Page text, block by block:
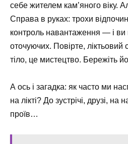
себе жителем кам’яного віку.
Справа в руках: трохи
контроль навантаження — і ви
оточуючих. Повірте,
тіло, це мистецтво. Бережіть
А ось і загадка: як часто ми
на лікті? До зустрічі, друзі, на
проїв…